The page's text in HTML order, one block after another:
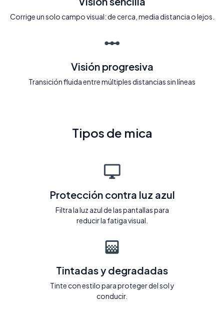
Corrige un solo campo visual: de cerca, media distancia o lejos.
Visión progresiva
Transición fluida entre múltiples distancias sin líneas
Tipos de mica
Protección contra luz azul
Filtra la luz azul de las pantallas para
reducir la fatiga visual.
Tintadas y degradadas
Tinte con estilo para proteger del sol y
conducir.